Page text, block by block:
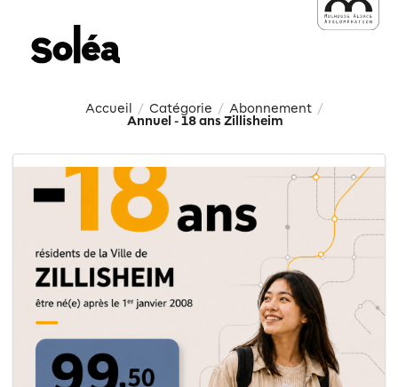
Accueil / Catégorie / Abonnement /
Annuel - 18 ans Zillisheim